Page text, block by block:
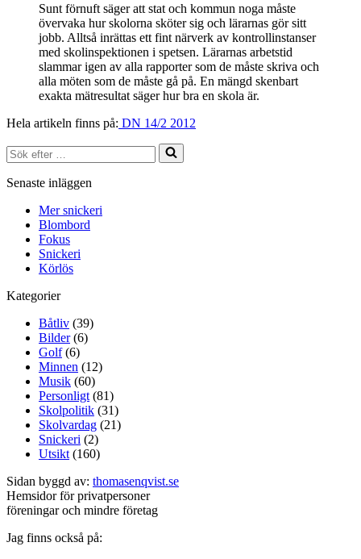
Sunt förnuft säger att stat och kommun noga måste
övervaka hur skolorna sköter sig och lärarnas gör sitt
jobb. Alltså inrättas ett fint närverk av kontrollinstanser
med skolinspektionen i spetsen. Lärarnas arbetstid
slammar igen av alla rapporter som de måste skriva och
alla möten som de måste gå på. En mängd skenbart
exakta mätresultat säger hur bra en skola är.
Hela artikeln finns på: DN 14/2 2012
Sök
efter
…
Senaste inläggen
Mer snickeri
Blombord
Fokus
Snickeri
Körlös
Kategorier
Båtliv (39)
Bilder(6)
Golf(6)
Minnen (12)
Musik (60)
Personligt (81)
Skolpolitik (31)
Skolvardag (21)
Snickeri (2)
Utsikt (160)
Sidan byggd av: thomasenqvist.se
Hemsidor för privatpersoner
föreningar och mindre företag
Jag finns också på: